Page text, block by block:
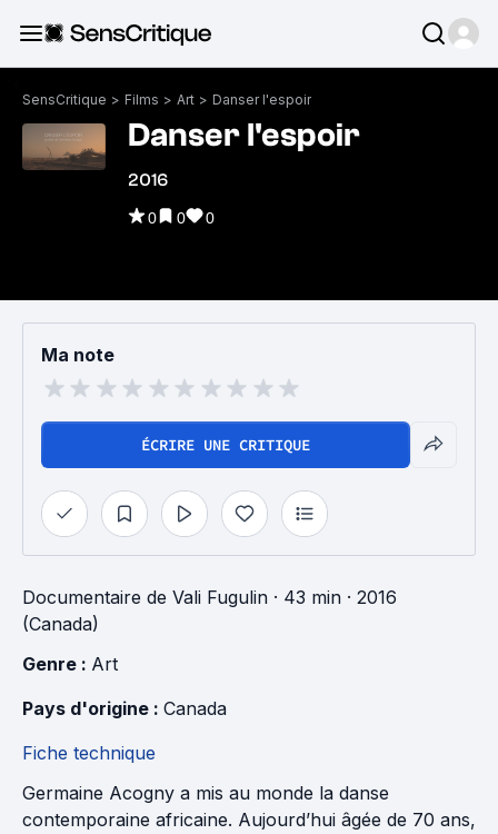
SensCritique > Films > Art > Danser l'espoir
Danser l'espoir
2016
0 0 0
Ma note
ÉCRIRE UNE CRITIQUE
Documentaire de Vali Fugulin · 43 min · 2016
(Canada)
Genre : Art
Pays d'origine : Canada
Fiche technique
Germaine Acogny a mis au monde la danse
contemporaine africaine. Aujourd’hui âgée de 70 ans,